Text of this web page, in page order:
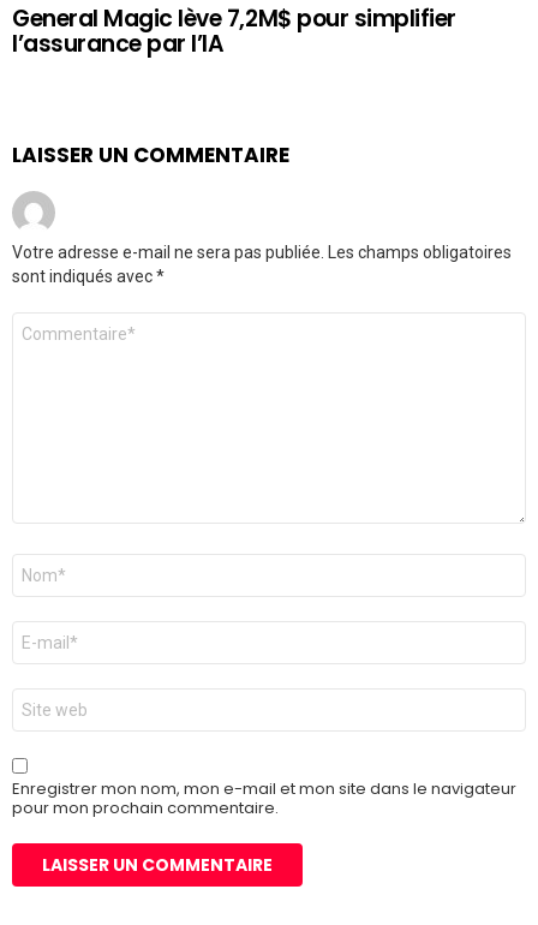
General Magic lève 7,2M$ pour simplifier
l’assurance par l’IA
LAISSER UN COMMENTAIRE
Votre adresse e-mail ne sera pas publiée.
Les champs obligatoires
sont indiqués avec*
Commentaire
Nom
E-
mail
*
Site
web
Enregistrer mon nom, mon e-mail et mon site dans le navigateur
pour mon prochain commentaire.